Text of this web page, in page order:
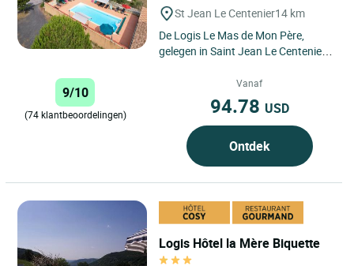
St Jean Le Centenier14 km
De Logis Le Mas de Mon Père,
gelegen in Saint Jean Le Centenier
een ware oase van rust...
9/10
(74 klantbeoordelingen)
Vanaf
94.78 USD
Ontdek
Logis Hôtel la Mère Biquette